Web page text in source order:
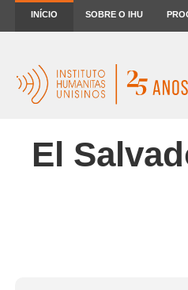
INÍCIO SOBRE O IHU
El